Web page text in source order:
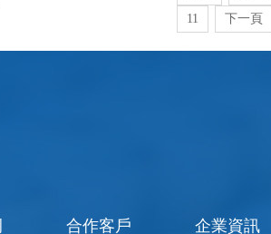
11
下一頁
合作客戶 企業資訊